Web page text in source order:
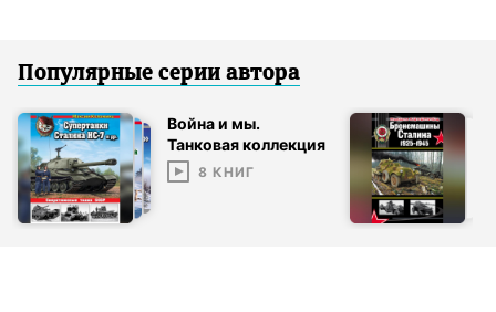
Популярные серии автора
Война и мы.
Танковая коллекция
8 КНИГ